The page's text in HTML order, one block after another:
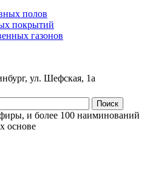
полов
покрытий
газонов
ул. Шефская, 1а
Поиск
и более 100 наиминований
основе